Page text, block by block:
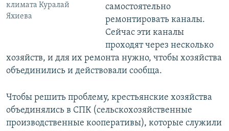
климата Куралай
Яхиева
самостоятельно
ремонтировать каналы.
Сейчас эти каналы
проходят через несколько
хозяйств, и для их ремонта нужно, чтобы хозяйства
объединились и действовали сообща.
Чтобы решить проблему, крестьянские хозяйства
объединялись в СПК (сельскохозяйственные
производственные кооперативы), которые служили